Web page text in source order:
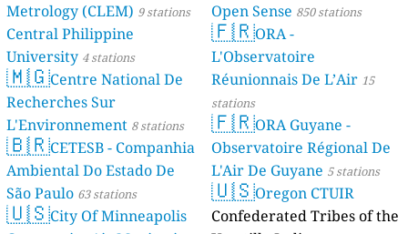
Metrology (CLEM) 9 stations
Central Philippine
University 4 stations
🇲🇬Centre National De
Recherches Sur
L'Environnement 8 stations
🇧🇷CETESB - Companhia
Ambiental Do Estado De
São Paulo 63 stations
🇺🇸City Of Minneapolis
Open Sense 850 stations
🇫🇷ORA -
L'Observatoire
Réunionnais De L’Air 15
stations
🇫🇷ORA Guyane -
Observatoire Régional De
L'Air De Guyane 5 stations
🇺🇸Oregon CTUIR
Confederated Tribes of the